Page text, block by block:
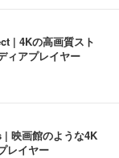
| 4Kの高画質スト
ィアプレイヤー
映画館のような4K
レイヤー